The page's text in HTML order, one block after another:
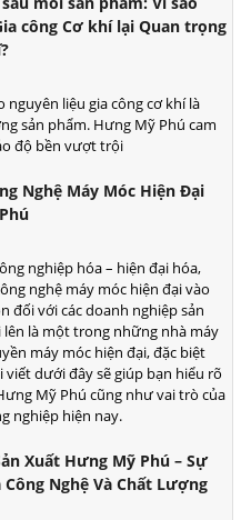
công Cơ khí lại Quan trọng
nguyên liệu gia công cơ khí là
sản phẩm. Hưng Mỹ Phú cam
độ bền vượt trội
Nghệ Máy Móc Hiện Đại
nghiệp hóa – hiện đại hóa,
nghệ máy móc hiện đại vào
đối với các doanh nghiệp sản
là một trong những nhà máy
máy móc hiện đại, đặc biệt
dưới đây sẽ giúp bạn hiểu rõ
Mỹ Phú cũng như vai trò của
nghiệp hiện nay.
Xuất Hưng Mỹ Phú – Sự
Nghệ Và Chất Lượng